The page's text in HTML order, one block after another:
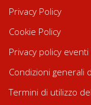
Privacy Policy
Cookie Policy
Privacy policy
Condizioni generali
Termini di utilizzo